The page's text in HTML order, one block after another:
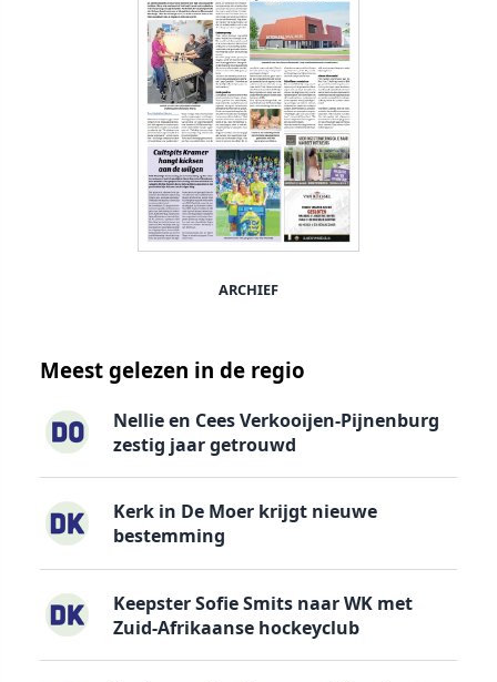
ARCHIEF
Meest gelezen in de regio
Nellie en Cees Verkooijen-Pijnenburg
zestig jaar getrouwd
Kerk in De Moer krijgt nieuwe
bestemming
Keepster Sofie Smits naar WK met
Zuid-Afrikaanse hockeyclub